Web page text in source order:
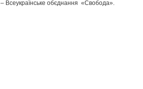
Всеукраїнське обєднання «Свобода».